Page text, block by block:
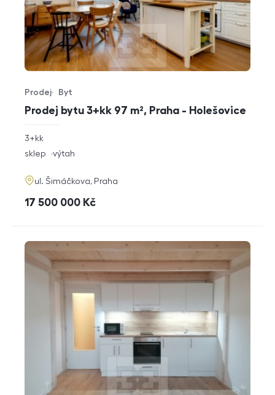
Prodej bytu 3+kk 97 m², Praha - Holešovice
Typ nabídky
Prodej
Typ nemovitosti
Byt
rozměry
dispozice
3+kk
funkce
sklep výtah
adresa
ul. Šimáčkova, Praha
cena
17 500 000 Kč